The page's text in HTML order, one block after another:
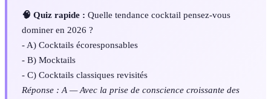
🧠 Quiz rapide : Quelle tendance cocktail pensez-vous
dominer en 2026 ?
- A) Cocktails écoresponsables
- B) Mocktails
- C) Cocktails classiques revisités
Réponse : A — Avec la prise de conscience croissante des